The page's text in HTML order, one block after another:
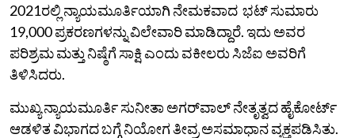
2021ರಲ್ಲಿ ನ್ಯಾಯಮೂರ್ತಿಯಾಗಿ ನೇಮಕವಾದ ಭಟ್ ಸುಮಾರು
19,000 ಪ್ರಕರಣಗಳನ್ನು ವಿಲೇವಾರಿ ಮಾಡಿದ್ದಾರೆ. ಇದು ಅವರ
ಪರಿಶ್ರಮ ಮತ್ತು ನಿಷ್ಠೆಗೆ ಸಾಕ್ಷಿ ಎಂದು ವಕೀಲರು ಸಿಜೆಐ ಅವರಿಗೆ
ತಿಳಿಸಿದರು.
ಮುಖ್ಯ ನ್ಯಾಯಮೂರ್ತಿ ಸುನೀತಾ ಅಗರ್‌ವಾಲ್‌ ನೇತೃತ್ವದ ಹೈಕೋರ್ಟ್‌
ಆಡಳಿತ ವಿಭಾಗದ ಬಗ್ಗೆ ನಿಯೋಗ ತೀವ್ರ ಅಸಮಾಧಾನ ವ್ಯಕ್ತಪಡಿಸಿತು.